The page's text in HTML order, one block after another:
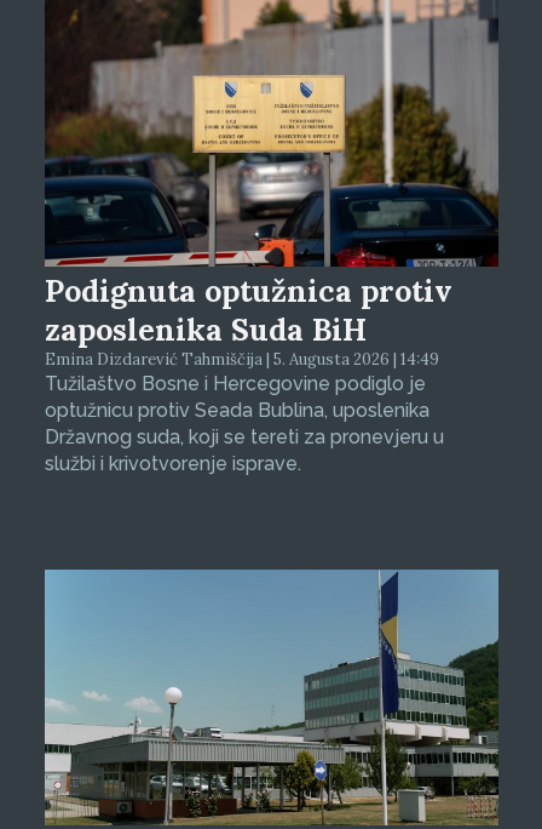
Podignuta optužnica protiv
zaposlenika Suda BiH
Emina Dizdarević Tahmiščija | 5. Augusta 2026 | 14:49
Tužilaštvo Bosne i Hercegovine podiglo je
optužnicu protiv Seada Bublina, uposlenika
Državnog suda, koji se tereti za pronevjeru u
službi i krivotvorenje isprave.